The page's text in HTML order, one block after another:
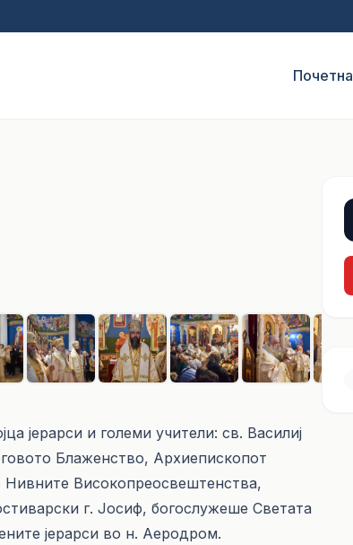
Почетна
јерарси и големи учители: св. Василиј
Блаженство, Архиепископот
Високопреосвештенства,
г. Јосиф, богослужеше Светата
јерaрси во н. Аеродром.